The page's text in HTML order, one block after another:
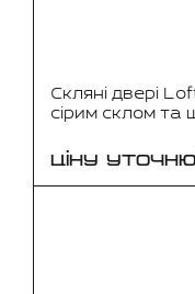
Скляні двері
сірим склом та
ЦІНУ